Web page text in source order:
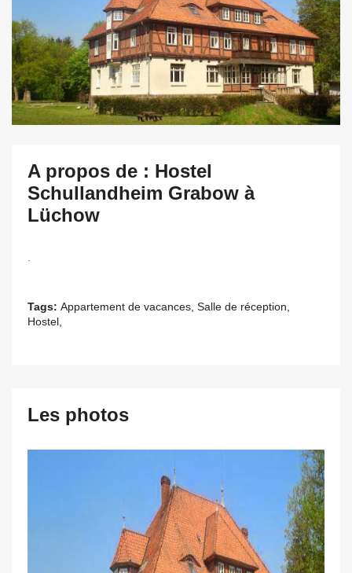
A propos de : Hostel
Schullandheim Grabow à
Lüchow
Tags: Appartement de vacances, Salle de réception,
Hostel,
Les photos